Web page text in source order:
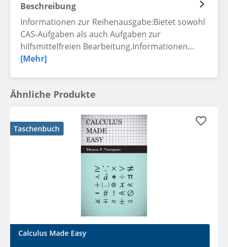
Beschreibung
Informationen zur Reihenausgabe:Bietet sowohl
CAS-Aufgaben als auch Aufgaben zur
hilfsmittelfreien Bearbeitung.Informationen…
[Mehr]
Ähnliche Produkte
Taschenbuch
Calculus Made Easy